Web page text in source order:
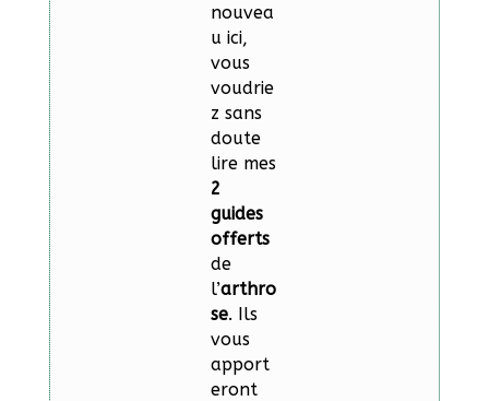
nouvea
u ici,
vous
voudrie
z sans
doute
lire mes
2
guides
offerts
de
l’arthro
se. Ils
vous
apport
eront